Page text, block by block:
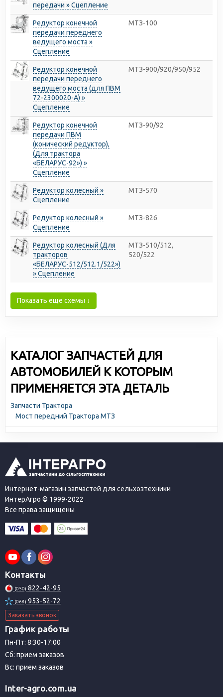
передачи » Сцепление
Редуктор конечной
передачи переднего
ведущего моста »
Сцепление
МТЗ-100
Редуктор конечной
передачи переднего
ведущего моста (для ПВМ
72-2300020-А) »
Сцепление
МТЗ-900/920/950/952
Редуктор конечной
передачи ПВМ
(конический редуктор),
(Для трактора
«БЕЛАРУС-92») »
Сцепление
МТЗ-90/92
Редуктор колесный »
Сцепление
МТЗ-570
Редуктор колесный »
Сцепление
МТЗ-826
Редуктор колесный (Для
тракторов
«БЕЛАРУС-512/512.1/522»)
» Сцепление
МТЗ-510/512,
520/522
Показать еще схемы ↓
КАТАЛОГ ЗАПЧАСТЕЙ ДЛЯ
АВТОМОБИЛЕЙ К КОТОРЫМ
ПРИМЕНЯЕТСЯ ЭТА ДЕТАЛЬ
Запчасти Трактора
Мост передний Трактора МТЗ
Интернет-магазин запчастей для сельхозтехники
ИнтерАгро © 1999-2022
Все права защищены
Контакты
(050) 822-42-95
(068) 953-52-72
Заказать звонок
График работы
Пн-Пт: 8:30-17:00
Сб: прием заказов
Вс: прием заказов
Inter-agro.com.ua